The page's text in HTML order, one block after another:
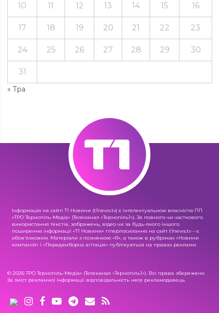
« Тра
10 11 12 13 14 15 16
17 18 19 20 21 22 23
24 25 26 27 28 29 30
31
Інформація на сайті Т1 Новини (t1news.tv) є інтелектуальною власністю ПП
«ТРО Тернопіль-Медіа» (Телеканал «Тернопіль1»). За повного чи часткового
використання текстів, зображень, відео чи за будь-якого іншого
поширення інформації «Т1 Новини» гіперпосилання на сайт t1news.tv – є
обов'язковим. Матеріали з позначкою «R», а також в рубриках «Новини
компаній» і «Передвиборча агітація» публікуються на правах реклами.
© 2026 ТРО Тернопіль-Медіа» (Телеканал «Тернопіль1»). Всі права збережено.
За зміст рекламної інформації відповідальність несе рекламодавець.